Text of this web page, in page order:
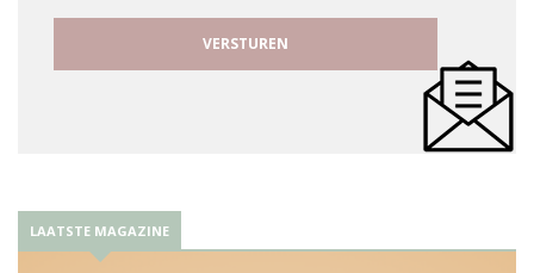
LAATSTE MAGAZINE